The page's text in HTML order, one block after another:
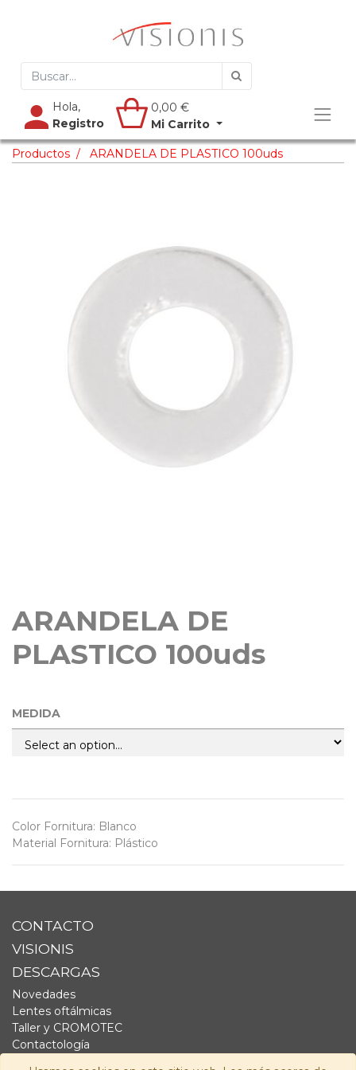
Hola,
Registro
0,00 €
Mi Carrito
Productos ARANDELA DE PLASTICO 100uds
ARANDELA DE
PLASTICO 100uds
MEDIDA
Color Fornitura: Blanco
Material Fornitura: Plástico
CONTACTO
VISIONIS
DESCARGAS
Novedades
Lentes oftálmicas
Taller y CROMOTEC
Contactología